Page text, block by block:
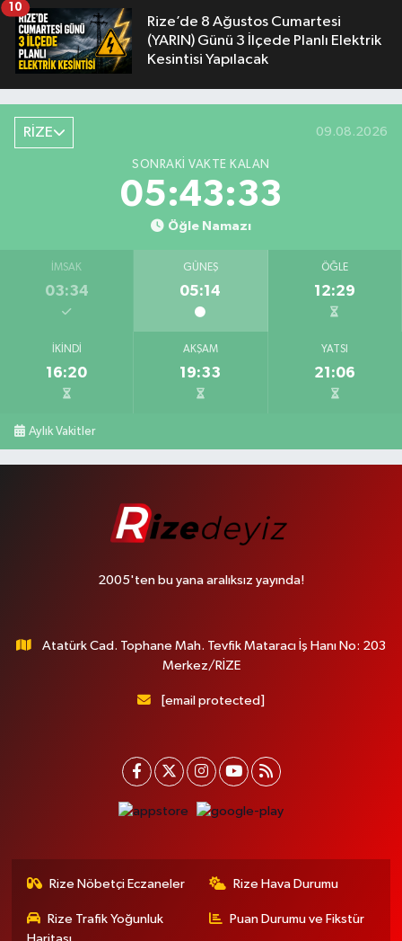
Rize’de 8 Ağustos Cumartesi
(YARIN) Günü 3 İlçede Planlı Elektrik
Kesintisi Yapılacak
10
RİZE 09.08.2026
SONRAKI VAKTE KALAN
05:43:32
Öğle Namazı
İMSAK
03:34
GÜNEŞ
05:14
ÖĞLE
12:29
İKINDI
16:20
AKŞAM
19:33
YATSI
21:06
Aylık Vakitler
2005'ten bu yana aralıksız yayında!
Atatürk Cad. Tophane Mah. Tevfik Mataracı İş Hanı No: 203
Merkez/RİZE
[email protected]
Rize Nöbetçi Eczaneler Rize Hava Durumu
Rize Trafik Yoğunluk
Puan Durumu ve Fikstür